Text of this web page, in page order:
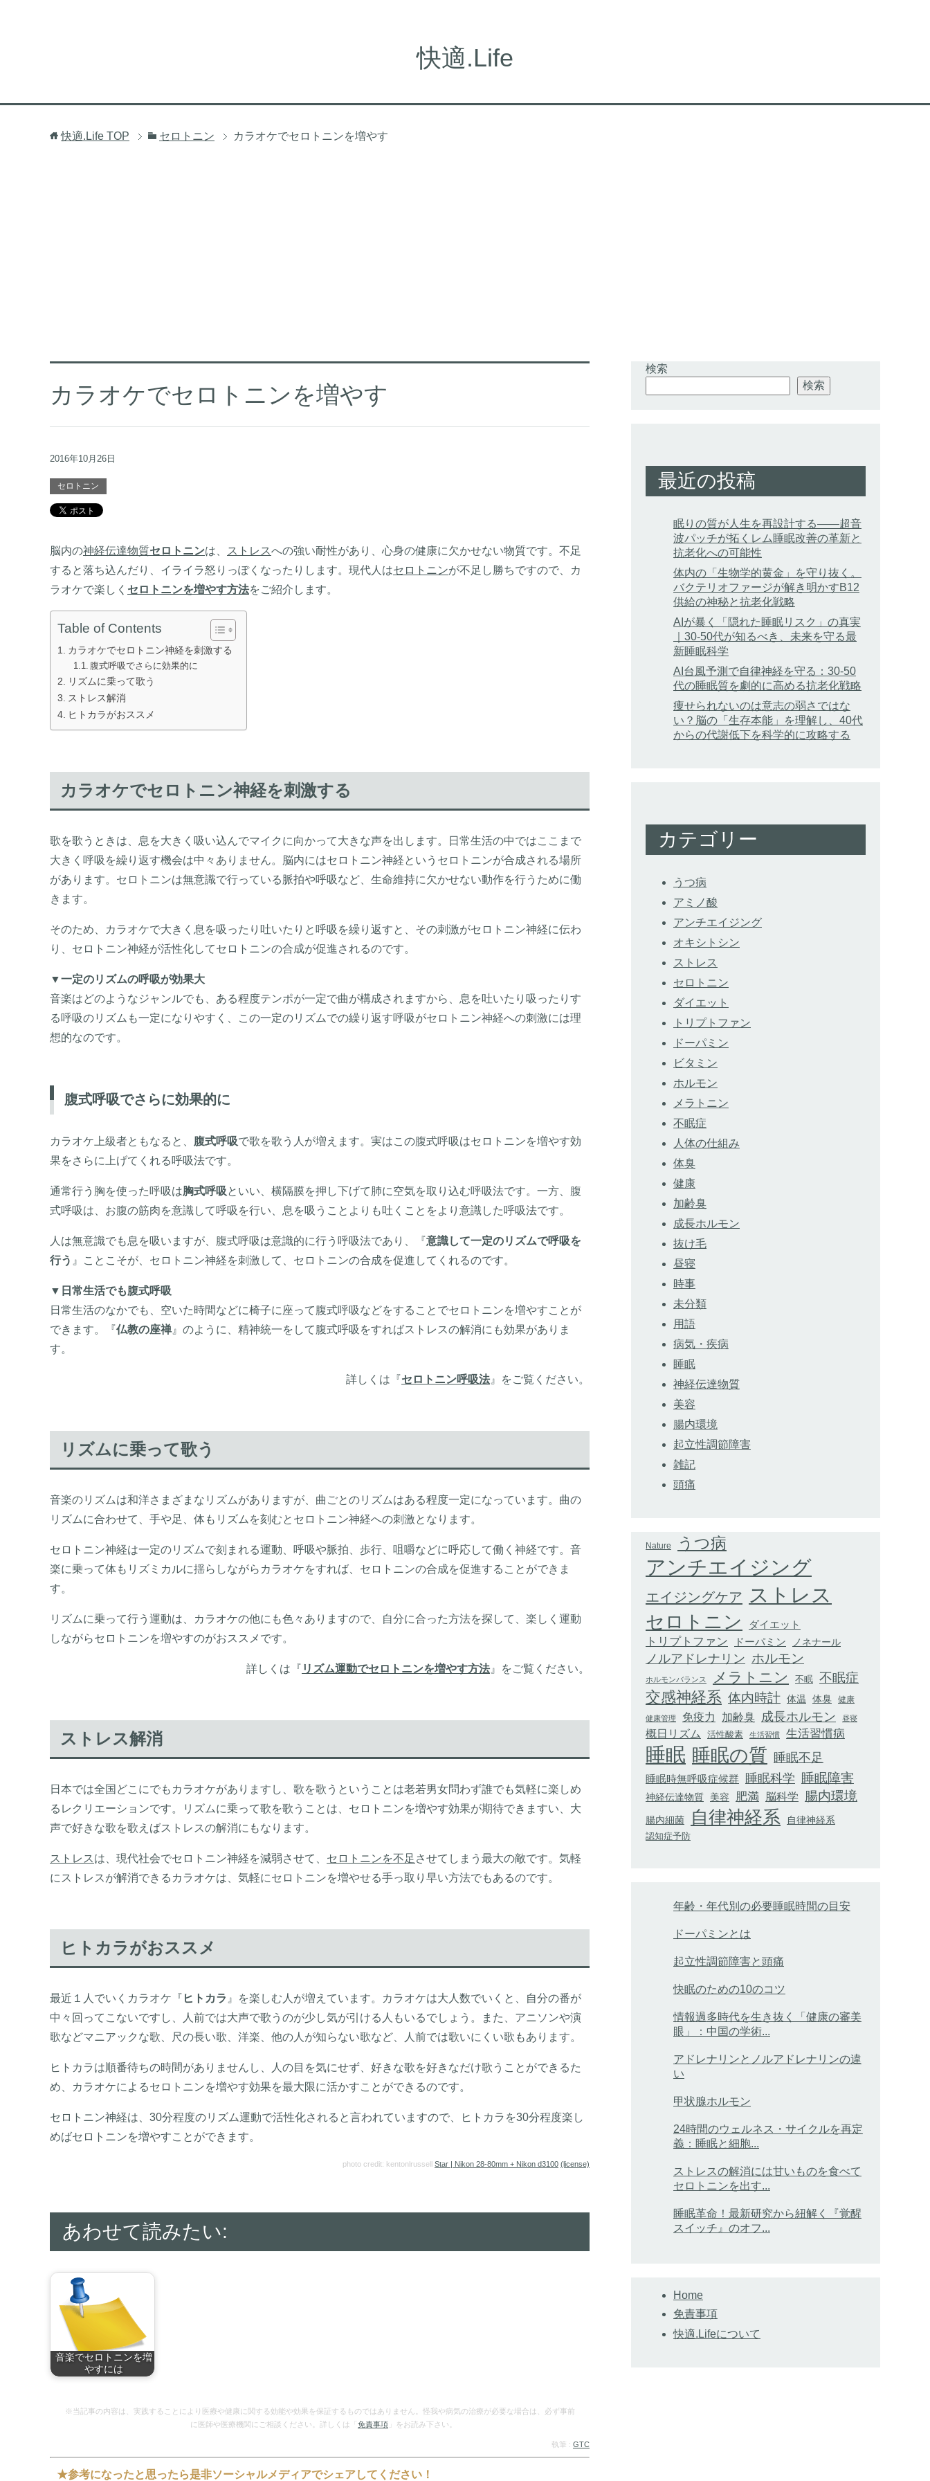
快適.Life
快適.Life TOP セロトニン カラオケでセロトニンを増やす
カラオケでセロトニンを増やす
2016年10月26日
セロトニン
脳内の神経伝達物質セロトニンは、 ストレスへの強い耐性があり、心身の健康に欠かせない物質です。不足
すると落ち込んだり、イライラ怒りっぽくなったりします。現代人はセロトニンが不足し勝ちですので、カ
ラオケで楽しく セロトニンを増やす方法をご紹介します。
Table of Contents
カラオケでセロトニン神経を刺激する
腹式呼吸でさらに効果的に
リズムに乗って歌う
ストレス解消
ヒトカラがおススメ
カラオケでセロトニン神経を刺激する
歌を歌うときは、息を大きく吸い込んでマイクに向かって大きな声を出します。日常生活の中ではここまで
大きく呼吸を繰り返す機会は中々ありません。脳内にはセロトニン神経というセロトニンが合成される場所
があります。セロトニンは無意識で行っている脈拍や呼吸など、生命維持に欠かせない動作を行うために働
きます。
そのため、カラオケで大きく息を吸ったり吐いたりと呼吸を繰り返すと、その刺激がセロトニン神経に伝わ
り、セロトニン神経が活性化してセロトニンの合成が促進されるのです。
▼一定のリズムの呼吸が効果大
音楽はどのようなジャンルでも、ある程度テンポが一定で曲が構成されますから、息を吐いたり吸ったりす
る呼吸のリズムも一定になりやすく、この一定のリズムでの繰り返す呼吸がセロトニン神経への刺激には理
想的なのです。
腹式呼吸でさらに効果的に
カラオケ上級者ともなると、 腹式呼吸で歌を歌う人が増えます。実はこの腹式呼吸はセロトニンを増やす効
果をさらに上げてくれる呼吸法です。
通常行う胸を使った呼吸は胸式呼吸といい、横隔膜を押し下げて肺に空気を取り込む呼吸法です。一方、腹
式呼吸は、お腹の筋肉を意識して呼吸を行い、息を吸うことよりも吐くことをより意識した呼吸法です。
人は無意識でも息を吸いますが、腹式呼吸は意識的に行う呼吸法であり、『意識して一定のリズムで呼吸を
行う 』ことこそが、セロトニン神経を刺激して、セロトニンの合成を促進してくれるのです。
▼ 日常生活でも腹式呼吸
日常生活のなかでも、空いた時間などに椅子に座って腹式呼吸などをすることでセロトニンを増やすことが
できます。『仏教の座禅』のように、精神統一をして腹式呼吸をすればストレスの解消にも効果がありま
す。
詳しくは『セロトニン呼吸法 』をご覧ください。
リズムに乗って歌う
音楽のリズムは和洋さまざまなリズムがありますが、曲ごとのリズムはある程度一定になっています。曲の
リズムに合わせて、手や足、体もリズムを刻むとセロトニン神経への刺激となります。
セロトニン神経は一定のリズムで刻まれる運動、呼吸や脈拍、歩行、咀嚼などに呼応して働く神経です。音
楽に乗って体もリズミカルに揺らしながらカラオケをすれば、セロトニンの合成を促進することができま
す。
リズムに乗って行う運動は、カラオケの他にも色々ありますので、自分に合った方法を探して、楽しく運動
しながらセロトニンを増やすのがおススメです。
詳しくは『 リズム運動でセロトニンを増やす方法 』をご覧ください。
ストレス解消
日本では全国どこにでもカラオケがありますし、歌を歌うということは老若男女問わず誰でも気軽に楽しめ
るレクリエーションです。リズムに乗って歌を歌うことは、セロトニンを増やす効果が期待できますい、大
声で好きな歌を歌えばストレスの解消にもなります。
ストレス は、現代社会でセロトニン神経を減弱させて、 セロトニンを不足 させてしまう最大の敵です。気軽
にストレスが解消できるカラオケは、気軽にセロトニンを増やせる手っ取り早い方法でもあるのです。
ヒトカラがおススメ
最近１人でいくカラオケ『 ヒトカラ 』を楽しむ人が増えています。カラオケは大人数でいくと、自分の番が
中々回ってこないですし、人前では大声で歌うのが少し気が引ける人もいるでしょう。また、アニソンや演
歌などマニアックな歌、尺の長い歌、洋楽、他の人が知らない歌など、人前では歌いにくい歌もあります。
ヒトカラは順番待ちの時間がありませんし、人の目を気にせず、好きな歌を好きなだけ歌うことができるた
め、カラオケによるセロトニンを増やす効果を最大限に活かすことができるのです。
セロトニン神経は、30分程度のリズム運動で活性化されると言われていますので、ヒトカラを30分程度楽し
めばセロトニンを増やすことができます。
photo credit: kentonlrussell Star | Nikon 28-80mm + Nikon d3100 (license)
あわせて読みたい:
音楽でセロトニンを増
やすには
※当記事の内容は、実践することにより医療や健康に関する効能や効果を保証するものではありません。怪我や病気の治療が必要な場合は、必ず事前
に医師や医療機関にご相談ください。詳しくは「 免責事項 」をお読み下さい。
執筆 : GTC
★参考になったと思ったら是非ソーシャルメディアでシェアしてください！
検索
検索
最近の投稿
眠りの質が人生を再設計する——超音
波パッチが拓くレム睡眠改善の革新と
抗老化への可能性
体内の「生物学的黄金」を守り抜く。
バクテリオファージが解き明かすB12
供給の神秘と抗老化戦略
AIが暴く「隠れた睡眠リスク」の真実
｜30-50代が知るべき、未来を守る最
新睡眠科学
AI台風予測で自律神経を守る：30-50
代の睡眠質を劇的に高める抗老化戦略
痩せられないのは意志の弱さではな
い？脳の「生存本能」を理解し、40代
からの代謝低下を科学的に攻略する
カテゴリー
うつ病
アミノ酸
アンチエイジング
オキシトシン
ストレス
セロトニン
ダイエット
トリプトファン
ドーパミン
ビタミン
ホルモン
メラトニン
不眠症
人体の仕組み
体臭
健康
加齢臭
成長ホルモン
抜け毛
昼寝
時事
未分類
用語
病気・疾病
睡眠
神経伝達物質
美容
腸内環境
起立性調節障害
雑記
頭痛
Nature うつ病
アンチエイジング
エイジングケア ストレス
セロトニン ダイエット
トリプトファン ドーパミン ノネナール
ノルアドレナリン ホルモン
ホルモンバランス メラトニン 不眠 不眠症
交感神経系 体内時計 体温 体臭 健康
健康管理 免疫力 加齢臭 成長ホルモン 昼寝
概日リズム 活性酸素 生活習慣 生活習慣病
睡眠 睡眠の質 睡眠不足
睡眠時無呼吸症候群 睡眠科学 睡眠障害
神経伝達物質 美容 肥満 脳科学 腸内環境
腸内細菌 自律神経系
自律神経系
認知症予防
年齢・年代別の必要睡眠時間の目安
ドーパミンとは
起立性調節障害と頭痛
快眠のための10のコツ
情報過多時代を生き抜く「健康の審美
眼」：中国の学術...
アドレナリンとノルアドレナリンの違
い
甲状腺ホルモン
24時間のウェルネス・サイクルを再定
義：睡眠と細胞...
ストレスの解消には甘いものを食べて
セロトニンを出す...
睡眠革命！最新研究から紐解く『覚醒
スイッチ』のオフ...
Home
免責事項
快適.Lifeについて